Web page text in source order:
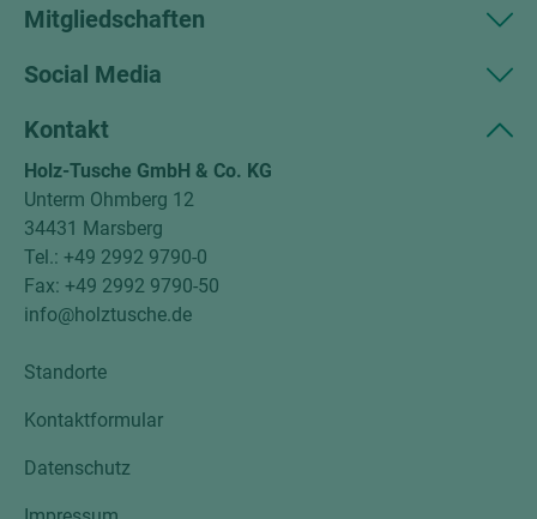
Mitgliedschaften
Social Media
Kontakt
Holz-Tusche GmbH & Co. KG
Unterm Ohmberg 12
34431 Marsberg
Tel.: +49 2992 9790-0
Fax: +49 2992 9790-50
info@holztusche.de
Standorte
Kontaktformular
Datenschutz